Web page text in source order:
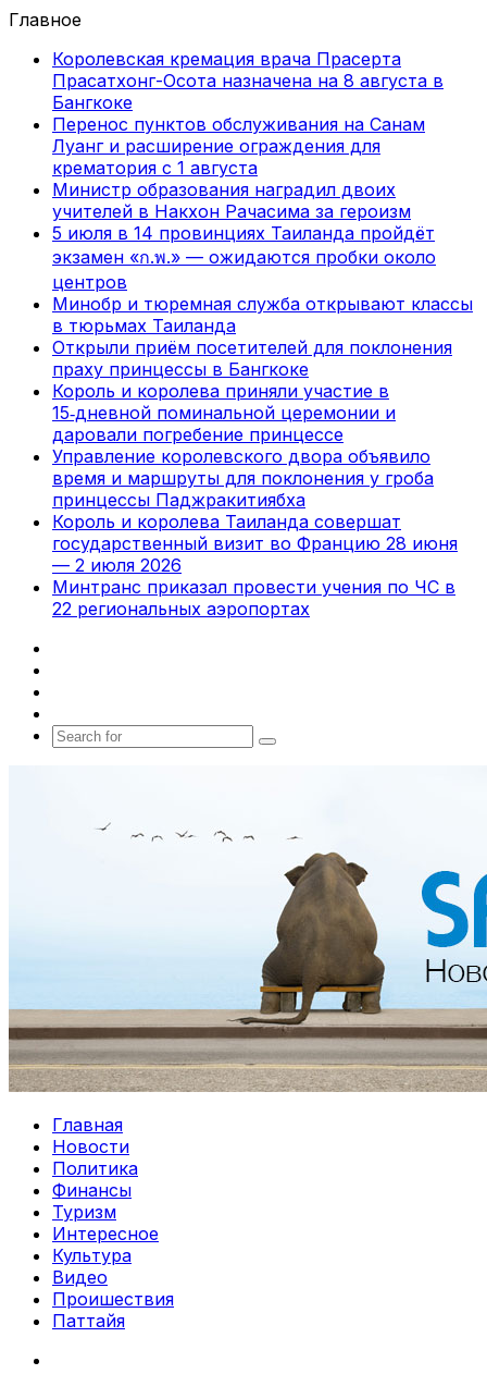
Главное
Королевская кремация врача Прасерта
Прасатхонг-Осота назначена на 8 августа в
Бангкоке
Перенос пунктов обслуживания на Санам
Луанг и расширение ограждения для
крематория с 1 августа
Министр образования наградил двоих
учителей в Накхон Рачасима за героизм
5 июля в 14 провинциях Таиланда пройдёт
экзамен «ก.พ.» — ожидаются пробки около
центров
Минобр и тюремная служба открывают классы
в тюрьмах Таиланда
Открыли приём посетителей для поклонения
праху принцессы в Бангкоке
Король и королева приняли участие в
15‑дневной поминальной церемонии и
даровали погребение принцессе
Управление королевского двора объявило
время и маршруты для поклонения у гроба
принцессы Паджракитиябха
Король и королева Таиланда совершат
государственный визит во Францию 28 июня
— 2 июля 2026
Минтранс приказал провести учения по ЧС в
22 региональных аэропортах
Search
Главная
Новости
Политика
Финансы
Туризм
Интересное
Культура
Видео
Проишествия
Паттайя